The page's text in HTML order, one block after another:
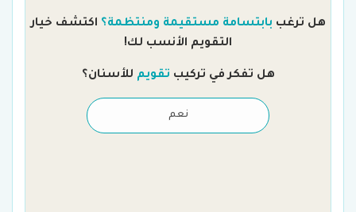
هل ترغب بابتسامة مستقيمة ومنتظمة؟ اكتشف خيار
التقويم الأنسب لك!
هل تفكر في تركيب تقويم للأسنان؟
نعم